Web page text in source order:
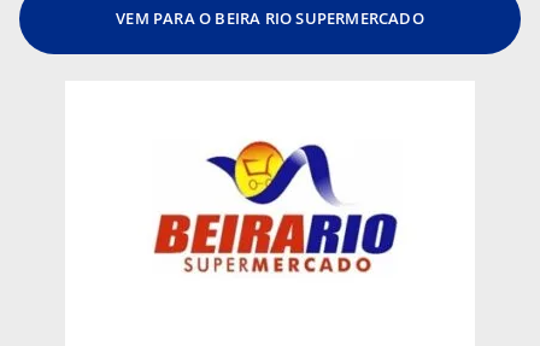
VEM PARA O BEIRA RIO SUPERMERCADO